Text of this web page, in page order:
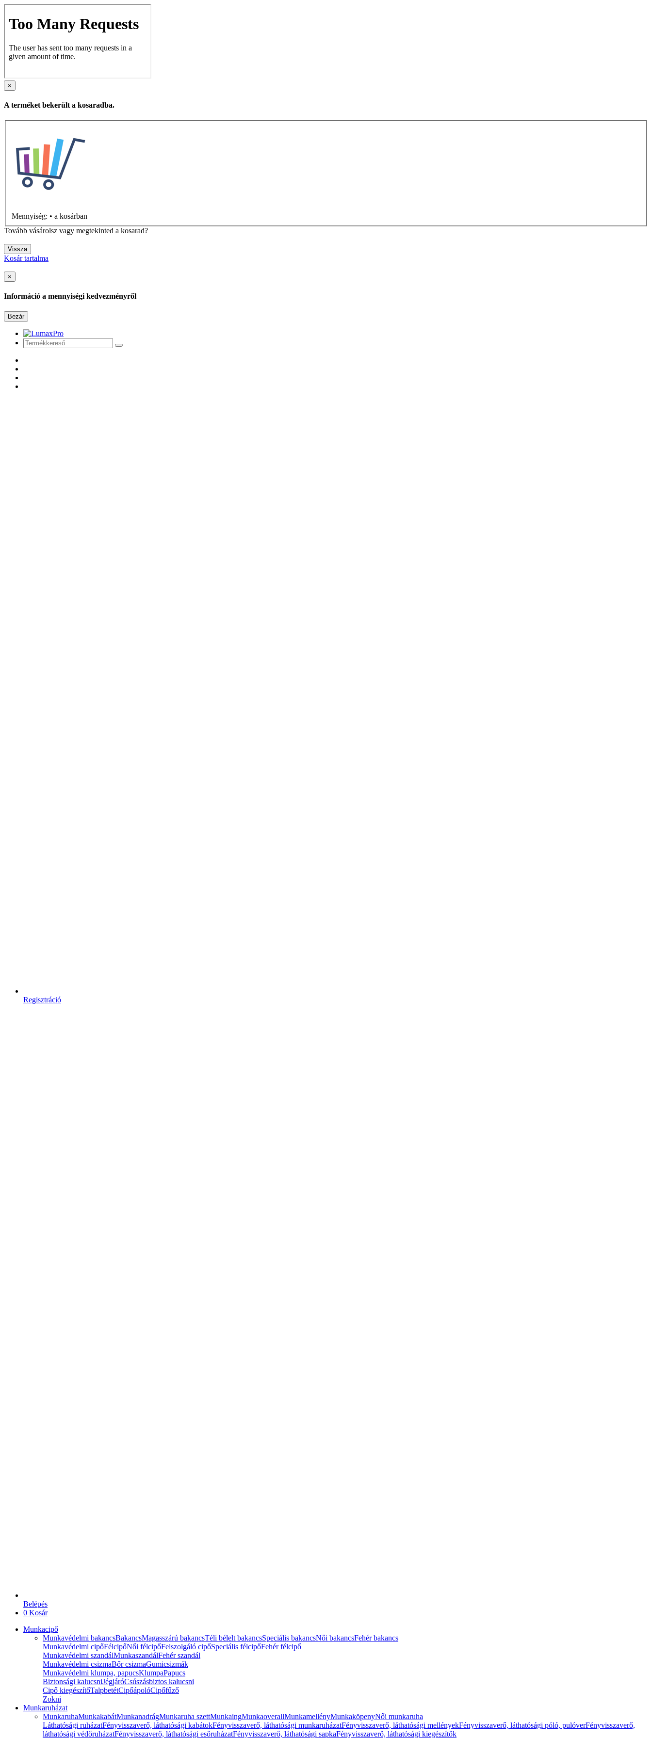
×
A terméket bekerült a kosaradba.
Mennyiség: • a kosárban
Tovább vásárolsz vagy megtekinted a kosarad?
Vissza
Kosár tartalma
×
Információ a mennyiségi kedvezményről
Bezár
Regisztráció
Belépés
0 Kosár
Munkacipő
Munkavédelmi bakancsBakancsMagasszárú bakancsTéli bélelt bakancsSpeciális bakancsNői bakancsFehér bakancs
Munkavédelmi cipőFélcipőNői félcipőFelszolgáló cipőSpeciális félcipőFehér félcipő
Munkavédelmi szandálMunkaszandálFehér szandál
Munkavédelmi csizmaBőr csizmaGumicsizmák
Munkavédelmi klumpa, papucsKlumpaPapucs
Biztonsági kalucsniJégjáróCsúszásbiztos kalucsni
Cipő kiegészítőTalpbetétCipőápolóCipőfűző
Zokni
Munkaruházat
MunkaruhaMunkakabátMunkanadrágMunkaruha szettMunkaingMunkaoverallMunkamellényMunkaköpenyNői munkaruha
Láthatósági ruházatFényvisszaverő, láthatósági kabátokFényvisszaverő, láthatósági munkaruházatFényvisszaverő, láthatósági mellényekFényvisszaverő, láthatósági póló, pulóverFényvisszaverő,
láthatósági védőruházatFényvisszaverő, láthatósági esőruházatFényvisszaverő, láthatósági sapkaFényvisszaverő, láthatósági kiegészítők